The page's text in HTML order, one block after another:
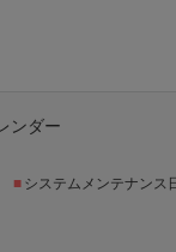
ンダー
■ システムメンテナンス